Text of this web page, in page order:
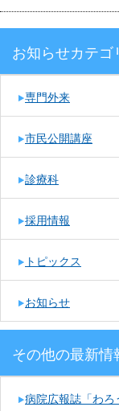
お知らせカテゴ
専門外来
市民公開講座
診療科
採用情報
トピックス
お知らせ
その他の最新情
病院広報誌「わろ